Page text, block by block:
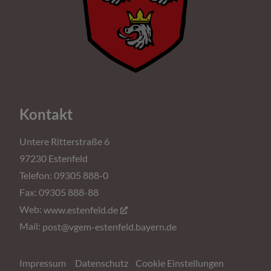
Kontakt
Untere Ritterstraße 6
97230 Estenfeld
Telefon: 09305 888-0
Fax: 09305 888-88
Web: www.estenfeld.de
Mail: post@vgem-estenfeld.bayern.de
Impressum Datenschutz Cookie Einstellungen